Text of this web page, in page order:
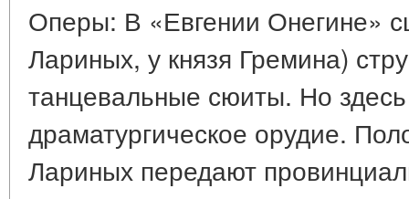
Оперы: В «Евгении Онегине»
Лариных, у князя Гремина)
танцевальные сюиты. Но
драматургическое орудие.
Лариных передают